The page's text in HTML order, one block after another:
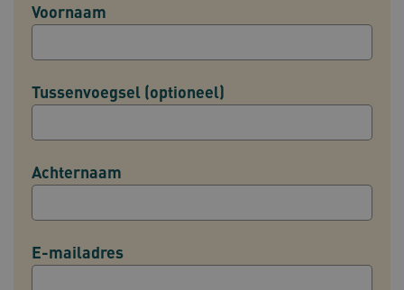
Voornaam
Tussenvoegsel (optioneel)
Achternaam
E-mailadres